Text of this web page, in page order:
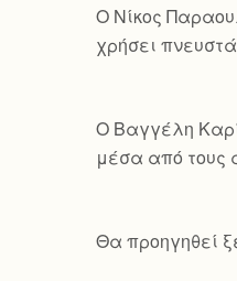
Ο Νίκος
χρήσει
Ο Βαγγέλη
μέσα από τους
Θα προηγηθεί